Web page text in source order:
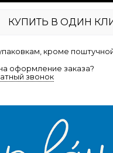
КУПИТЬ В ОДИН
кроме
оформление заказа?
звонок